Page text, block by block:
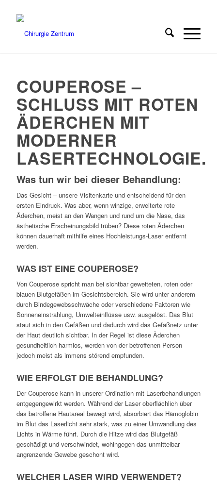
COUPEROSE –
SCHLUSS MIT ROTEN
ÄDERCHEN MIT
MODERNER
LASERTECHNOLOGIE.
Was tun wir bei dieser Behandlung:
Das Gesicht – unsere Visitenkarte und entscheidend für den
ersten Eindruck. Was aber, wenn winzige, erweiterte rote
Äderchen, meist an den Wangen und rund um die Nase, das
ästhetische Erscheinungsbild trüben? Diese roten Äderchen
können dauerhaft mithilfe eines Hochleistungs-Laser entfernt
werden.
WAS IST EINE COUPEROSE?
Von Couperose spricht man bei sichtbar geweiteten, roten oder
blauen Blutgefäßen im Gesichtsbereich. Sie wird unter anderem
durch Bindegewebsschwäche oder verschiedene Faktoren wie
Sonneneinstrahlung, Umwelteinflüsse usw. ausgelöst. Das Blut
staut sich in den Gefäßen und dadurch wird das Gefäßnetz unter
der Haut deutlich sichtbar. In der Regel ist diese Äderchen
gesundheitlich harmlos, werden von der betroffenen Person
jedoch meist als immens störend empfunden.
WIE ERFOLGT DIE BEHANDLUNG?
Der Couperose kann in unserer Ordination mit Laserbehandlungen
entgegengewirkt werden. Während der Laser oberflächlich über
das betroffene Hautareal bewegt wird, absorbiert das Hämoglobin
im Blut das Laserlicht sehr stark, was zu einer Umwandlung des
Lichts in Wärme führt. Durch die Hitze wird das Blutgefäß
geschädigt und verschwindet, wohingegen das unmittelbar
angrenzende Gewebe geschont wird.
WELCHER LASER WIRD VERWENDET?